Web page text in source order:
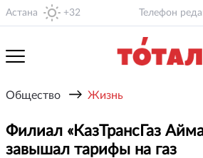
Астана +32 Телефон
Общество → Жизнь
Филиал «КазТрансГаз
завышал тарифы на газ